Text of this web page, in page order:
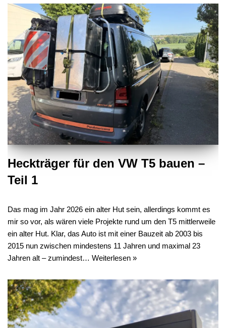
Heckträger für den VW T5 bauen –
Teil 1
Das mag im Jahr 2026 ein alter Hut sein, allerdings kommt es
mir so vor, als wären viele Projekte rund um den T5 mittlerweile
ein alter Hut. Klar, das Auto ist mit einer Bauzeit ab 2003 bis
2015 nun zwischen mindestens 11 Jahren und maximal 23
Jahren alt – zumindest… Weiterlesen »